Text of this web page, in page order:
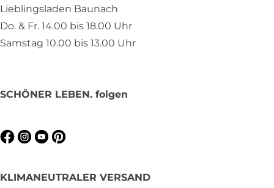
Lieblingsladen Baunach
Do. & Fr. 14.00 bis 18.00 Uhr
Samstag 10.00 bis 13.00 Uhr
SCHÖNER LEBEN. folgen
KLIMANEUTRALER VERSAND